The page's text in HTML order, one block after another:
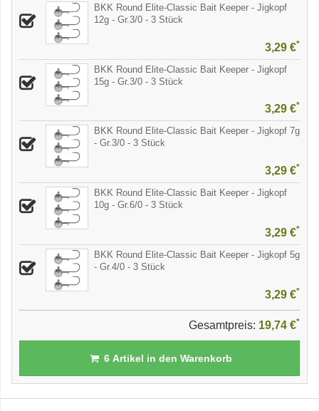
BKK Round Elite-Classic Bait Keeper - Jigkopf
12g - Gr.3/0 - 3 Stück
3,29 €*
BKK Round Elite-Classic Bait Keeper - Jigkopf
15g - Gr.3/0 - 3 Stück
3,29 €*
BKK Round Elite-Classic Bait Keeper - Jigkopf 7g
- Gr.3/0 - 3 Stück
3,29 €*
BKK Round Elite-Classic Bait Keeper - Jigkopf
10g - Gr.6/0 - 3 Stück
3,29 €*
BKK Round Elite-Classic Bait Keeper - Jigkopf 5g
- Gr.4/0 - 3 Stück
3,29 €*
Gesamtpreis: 19,74 €*
6Artikel in den Warenkorb